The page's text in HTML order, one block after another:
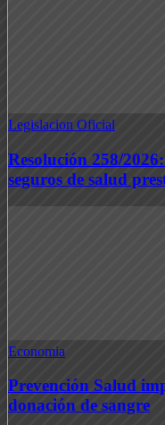
Legislacion Oficial
Resolución 258/
seguros de salud
Economia
Prevención Salud
donación de sangre